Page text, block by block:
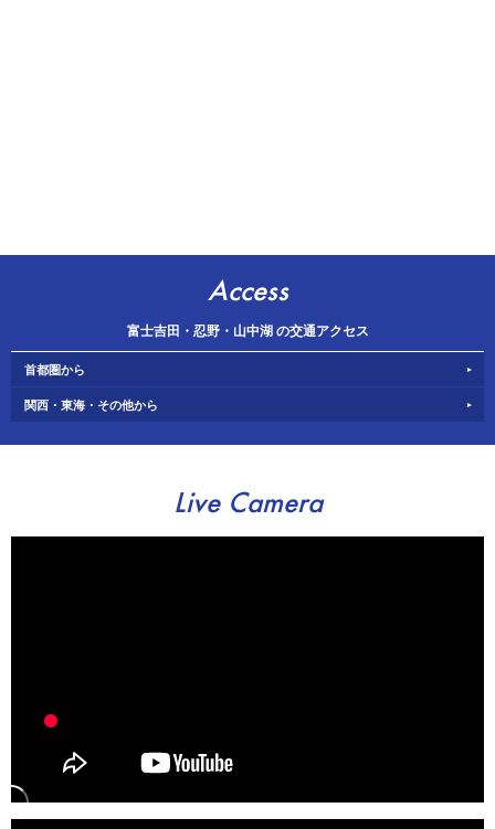
Access
富士吉田・忍野・山中湖 の交通アクセス
首都圏から
関西・東海・その他から
Live Camera